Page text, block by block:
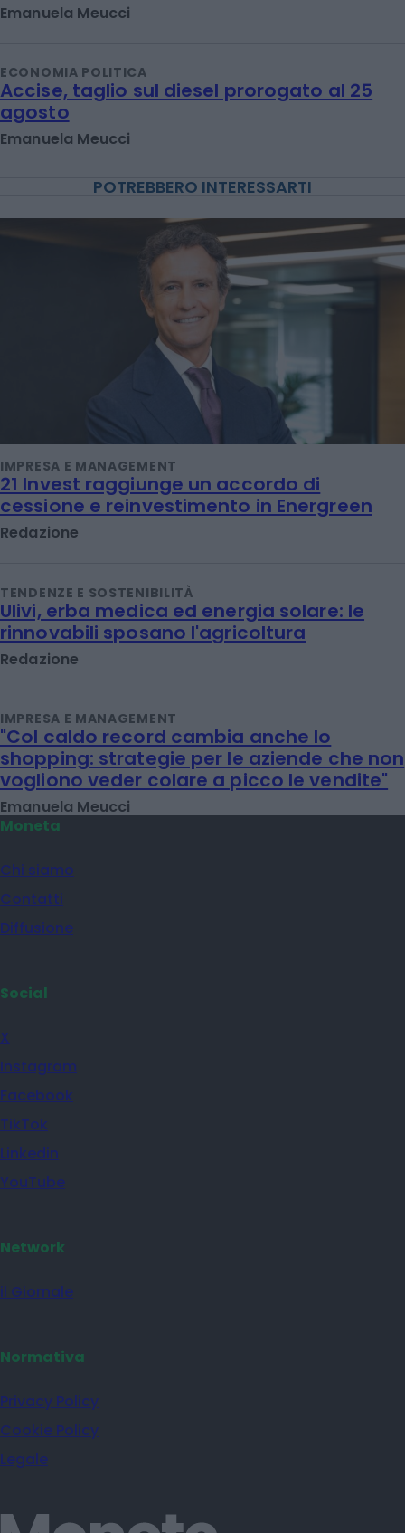
Emanuela Meucci
ECONOMIA POLITICA
Accise, taglio sul diesel prorogato al 25
agosto
Emanuela Meucci
POTREBBERO INTERESSARTI
IMPRESA E MANAGEMENT
21 Invest raggiunge un accordo di
cessione e reinvestimento in Energreen
Redazione
TENDENZE E SOSTENIBILITÀ
Ulivi, erba medica ed energia solare: le
rinnovabili sposano l'agricoltura
Redazione
IMPRESA E MANAGEMENT
"Col caldo record cambia anche lo
shopping: strategie per le aziende che non
vogliono veder colare a picco le vendite"
Emanuela Meucci
Moneta
Chi siamo
Contatti
Diffusione
Social
X
Instagram
Facebook
TikTok
Linkedin
YouTube
Network
il Giornale
Normativa
Privacy Policy
Cookie Policy
Legale